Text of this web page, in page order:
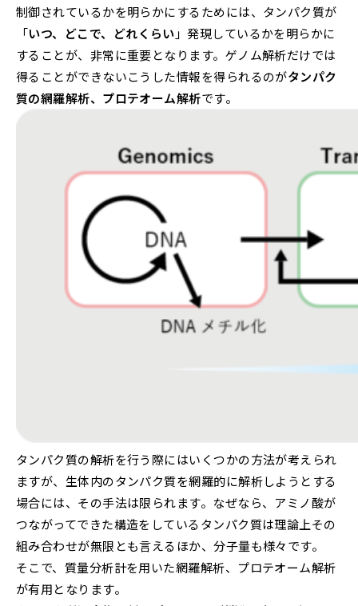
制御されているかを明らかにするためには、タンパク質が
「いつ、どこで、どれくらい 」発現しているかを明らかに
することが、非常に重要となります。ゲノム解析だけでは
得ることができないこうした情報を得られるのがタンパク
質の網羅解析、プロテオーム解析です。
タンパク質の解析を行う際にはいくつかの方法が考えられ
ますが、生体内のタンパク質を網羅的に解析しようとする
場合には、その手法は限られます。なぜなら、アミノ酸が
つながってできた構造をしているタンパク質は理論上その
組み合わせが無限とも言えるほか、分子量も様々です。
そこで、質量分析計を用いた網羅解析、プロテオーム解析
が有用となります。